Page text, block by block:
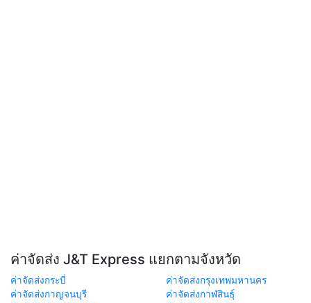
ค่าจัดส่ง J&T Express แยกตามจังหวัด
ค่าจัดส่งกระบี่
ค่าจัดส่งกรุงเทพมหานคร
ค่าจัดส่งกาญจนบุรี
ค่าจัดส่งกาฬสินธุ์